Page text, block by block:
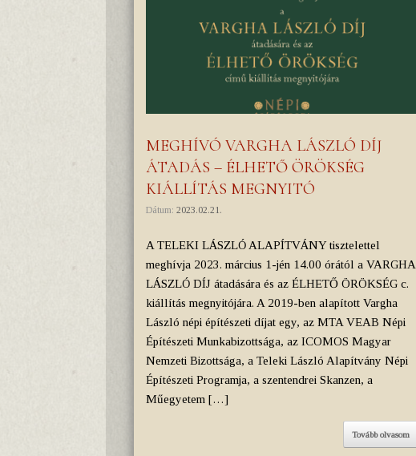
MEGHÍVÓ VARGHA LÁSZLÓ DÍJ
ÁTADÁS – ÉLHETŐ ÖRÖKSÉG
KIÁLLÍTÁS MEGNYITÓ
Dátum: 2023.02.21.
A TELEKI LÁSZLÓ ALAPÍTVÁNY tisztelettel
meghívja 2023. március 1-jén 14.00 órától a VARGHA
LÁSZLÓ DÍJ átadására és az ÉLHETŐ ÖRÖKSÉG c.
kiállítás megnyitójára. A 2019-ben alapított Vargha
László népi építészeti díjat egy, az MTA VEAB Népi
Építészeti Munkabizottsága, az ICOMOS Magyar
Nemzeti Bizottsága, a Teleki László Alapítvány Népi
Építészeti Programja, a szentendrei Skanzen, a
Műegyetem […]
Tovább olvasom